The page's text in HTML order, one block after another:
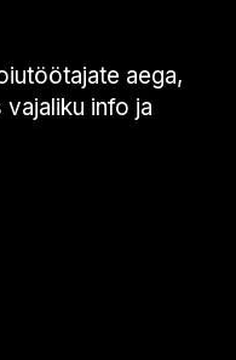
aega,
info ja